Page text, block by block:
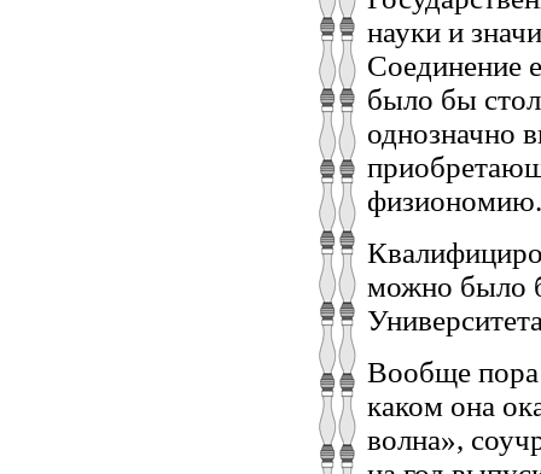
науки и
Соединение
было бы
однозначно
физиономию.
можно было
Вообще пора
каком она
волна»,